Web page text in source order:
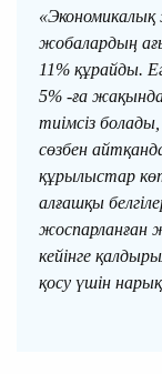
жобалардың
11% құрайды.
5% -ға
тиімсіз
сөзбен
құрылыстар
алғашқы
жоспарланған
кейінге
қосу үшін